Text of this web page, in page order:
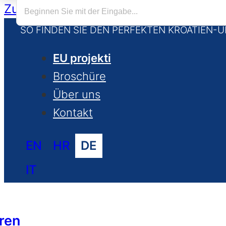
Zum Hauptinhalt springen
SO FINDEN SIE DEN PERFEKTEN KROATIEN-
EU projekti
Broschüre
Über uns
Kontakt
EN HR
DE
IT